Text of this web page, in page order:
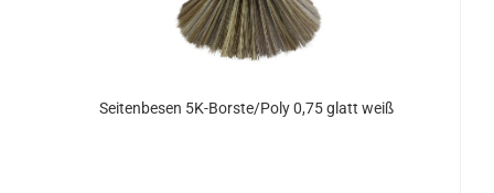
Seitenbesen 5K-Borste/Poly 0,75 glatt weiß